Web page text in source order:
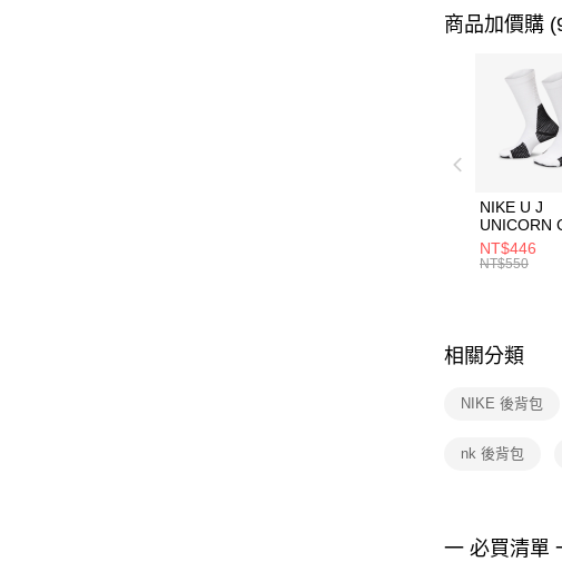
商品加價購
NIKE U J
UNICORN
1PR -160
統襪
NT$446
NT$550
相關分類
NIKE 後背包
nk 後背包
一 必買清單